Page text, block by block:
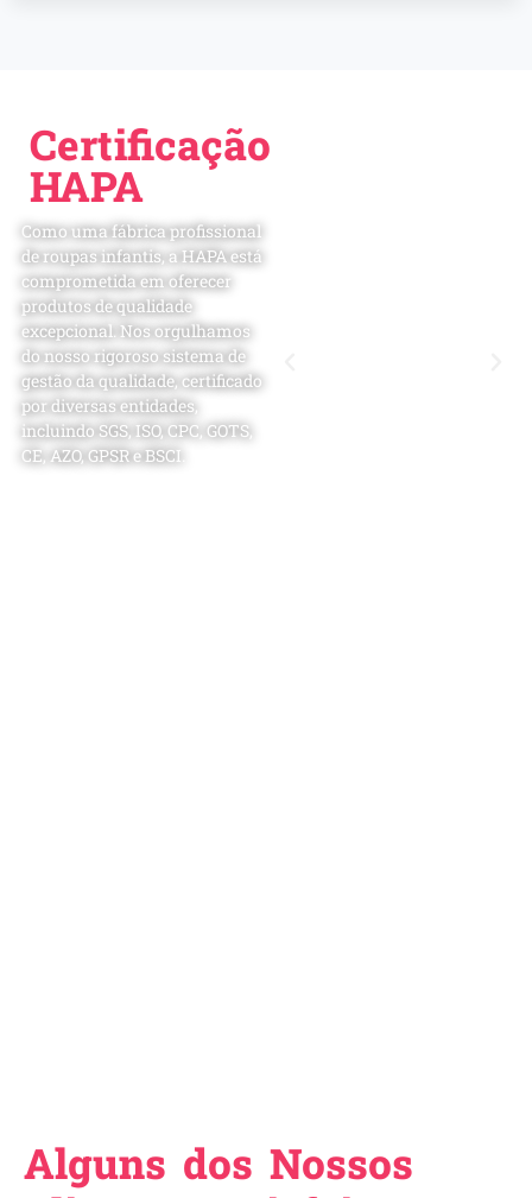
Certificação
HAPA
Como uma fábrica profissional
de roupas infantis, a HAPA está
comprometida em oferecer
produtos de qualidade
excepcional. Nos orgulhamos
do nosso rigoroso sistema de
gestão da qualidade, certificado
por diversas entidades,
incluindo SGS, ISO, CPC, GOTS,
CE, AZO, GPSR e BSCI.
Alguns dos Nossos